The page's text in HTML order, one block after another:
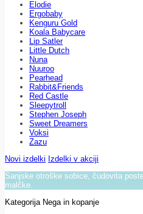
Elodie
Ergobaby
Kenguru Gold
Koala Babycare
Lip Satler
Little Dutch
Nuna
Nuuroo
Pearhead
Rabbit&Friends
Red Castle
Sleepytroll
Stephen Joseph
Sweet Dreamers
Voksi
Zazu
Novi izdelki Izdelki v akciji
Sanjske otroške sobice, čudovita
malčke.
Kategorija Nega in kopanje